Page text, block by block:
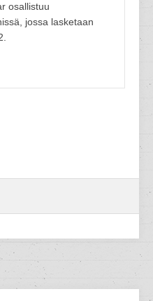
osallistuu
jossa lasketaan